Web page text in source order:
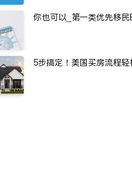
你也可以_第一类优先移
5步搞定！美国买房流程